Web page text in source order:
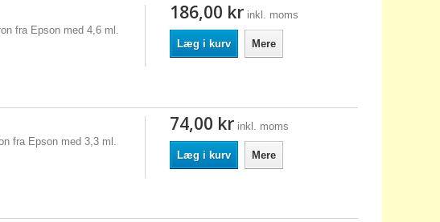
fra Epson med 4,6 ml.
186,00 kr inkl. moms
Læg i kurv Mere
fra Epson med 3,3 ml.
74,00 kr inkl. moms
Læg i kurv Mere